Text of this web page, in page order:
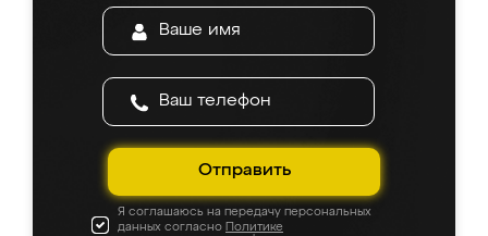
Отправить
Я соглашаюсь на передачу персональных
данных согласно Политике